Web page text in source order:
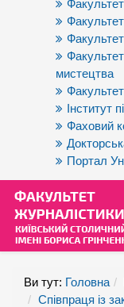
Факультет
мистецтва
Інститут
Фаховий
Портал
Ви тут: Головна
Співпраця із